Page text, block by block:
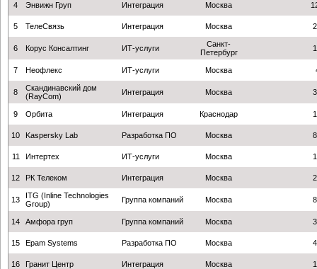
4 Энвижн Груп Интеграция Москва
5 ТелеСвязь Интеграция Москва
6 Корус Консалтинг ИТ-услуги
Санкт-
Петербург
7 Неофлекс ИТ-услуги Москва
8
Скандинавский дом
(RayCom)
Интеграция Москва
9 Орбита Интеграция Краснодар
10 Kaspersky Lab Разработка ПО Москва
11 Интертех ИТ-услуги Москва
12 РК Телеком Интеграция Москва
13
ITG (Inline Technologies
Group)
Группа компаний Москва
14 Амфора груп Группа компаний Москва
15 Epam Systems Разработка ПО Москва
16 Гранит Центр Интеграция Москва